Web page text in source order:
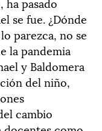
se fue. ¿Dónde
parezca, no se
la pandemia
y Baldomera
del niño,
cambio